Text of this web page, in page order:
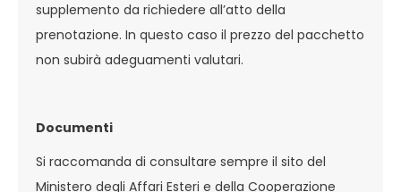
supplemento da richiedere all’atto della
prenotazione. In questo caso il prezzo del pacchetto
non subirà adeguamenti valutari.
Documenti
Si raccomanda di consultare sempre il sito del
Ministero degli Affari Esteri e della Cooperazione